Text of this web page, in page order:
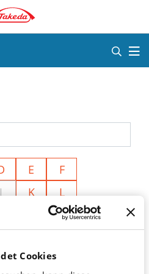
Cookies
E
F
K
L
R
Ü